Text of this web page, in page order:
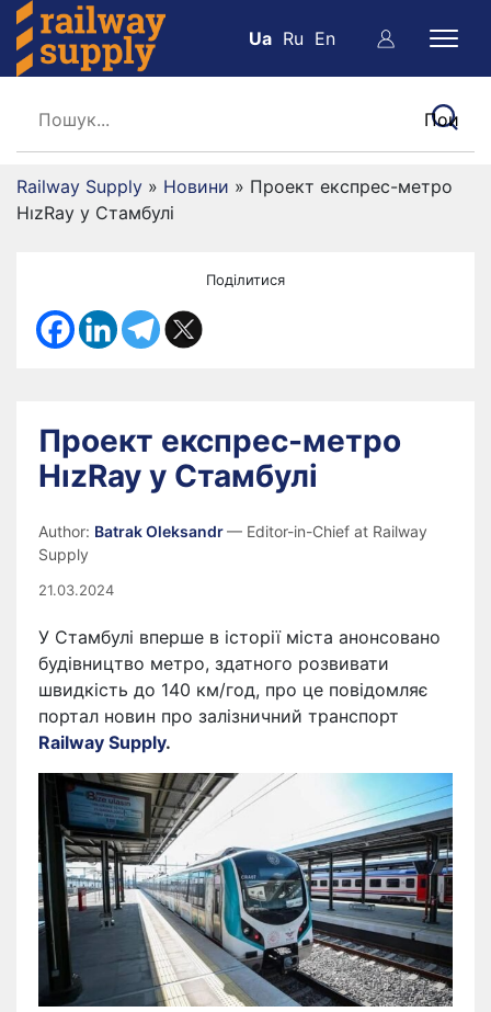
Ua Ru En
Railway Supply » Новини » Проект експрес-метро
HızRay у Стамбулі
Поділитися
Проект експрес-метро
HızRay у Стамбулі
Author: Batrak Oleksandr— Editor-in-Chief at Railway
Supply
21.03.2024
У Стамбулі вперше в історії міста анонсовано
будівництво метро, ​​здатного розвивати
швидкість до 140 км/год, про це повідомляє
портал новин про залізничний транспорт
Railway Supply.